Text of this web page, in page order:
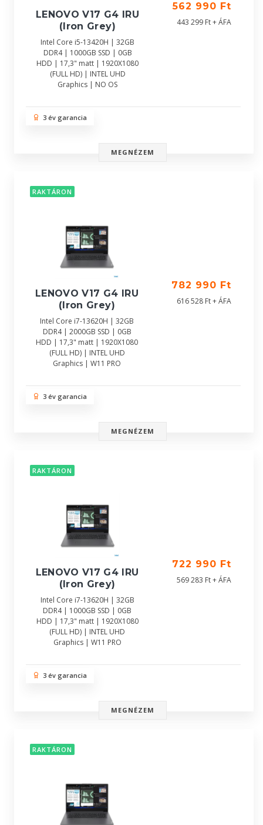
LENOVO V17 G4 IRU
(Iron Grey)
Intel Core i5-13420H | 32GB
DDR4 | 1000GB SSD | 0GB
HDD | 17,3" matt | 1920X1080
(FULL HD) | INTEL UHD
Graphics | NO OS
562 990 Ft
443 299 Ft + ÁFA
3 év garancia
MEGNÉZEM
RAKTÁRON
LENOVO V17 G4 IRU
(Iron Grey)
Intel Core i7-13620H | 32GB
DDR4 | 2000GB SSD | 0GB
HDD | 17,3" matt | 1920X1080
(FULL HD) | INTEL UHD
Graphics | W11 PRO
782 990 Ft
616 528 Ft + ÁFA
3 év garancia
MEGNÉZEM
RAKTÁRON
LENOVO V17 G4 IRU
(Iron Grey)
Intel Core i7-13620H | 32GB
DDR4 | 1000GB SSD | 0GB
HDD | 17,3" matt | 1920X1080
(FULL HD) | INTEL UHD
Graphics | W11 PRO
722 990 Ft
569 283 Ft + ÁFA
3 év garancia
MEGNÉZEM
RAKTÁRON